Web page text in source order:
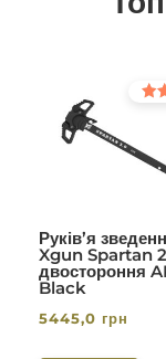
Руків’я
Xgun Spartan
двостороння
Black
5445,0 грн